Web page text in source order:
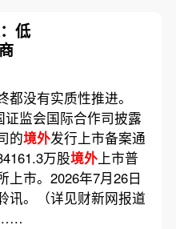
低
没有实质性推进。
监会国际合作司披露
的境外发行上市备案通
万股境外上市普
上市。2026年7月26日
讯。（详见财新网报道
……